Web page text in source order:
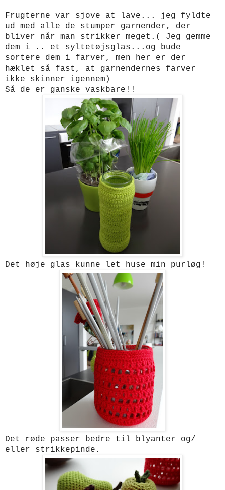
Frugterne var sjove at lave... jeg fyldte
ud med alle de stumper garnender, der
bliver når man strikker meget.( Jeg gemme
dem i .. et syltetøjsglas...og bude
sortere dem i farver, men her er der
hæklet så fast, at garnendernes farver
ikke skinner igennem)
Så de er ganske vaskbare!!
Det høje glas kunne let huse min purløg!
Det røde passer bedre til blyanter og/
eller strikkepinde.